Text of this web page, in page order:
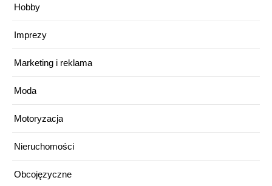
Hobby
Imprezy
Marketing i reklama
Moda
Motoryzacja
Nieruchomości
Obcojęzyczne